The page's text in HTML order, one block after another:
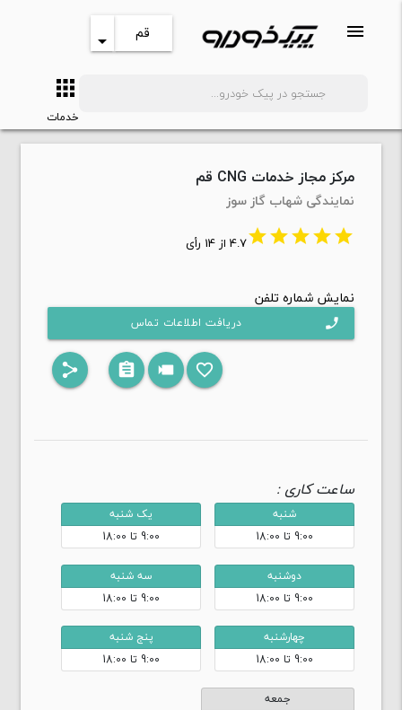
menu قم arrow_drop_down
apps
خدمات
مرکز مجاز خدمات CNG قم
نمایندگی شهاب گاز سوز
star
star
star
star
star4.7 از 14 رأی
نمایش شماره تلفن
phone دریافت اطلاعات تماس
share assignment videocam favorite_border
ساعت کاری :
شنبه
9:00 تا 18:00
یک شنبه
9:00 تا 18:00
دوشنبه
9:00 تا 18:00
سه شنبه
9:00 تا 18:00
چهارشنبه
9:00 تا 18:00
پنج شنبه
9:00 تا 18:00
جمعه